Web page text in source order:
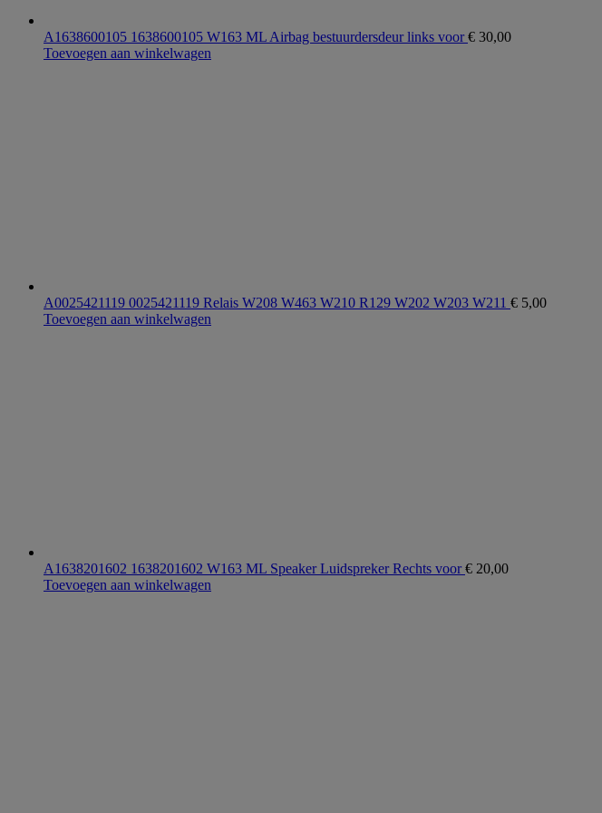
A1638600105 1638600105 W163 ML Airbag bestuurdersdeur links voor€ 30,00
Toevoegen aan winkelwagen
A0025421119 0025421119 Relais W208 W463 W210 R129 W202 W203 W211 € 5,00
Toevoegen aan winkelwagen
A1638201602 1638201602 W163 ML Speaker Luidspreker Rechts voor€ 20,00
Toevoegen aan winkelwagen